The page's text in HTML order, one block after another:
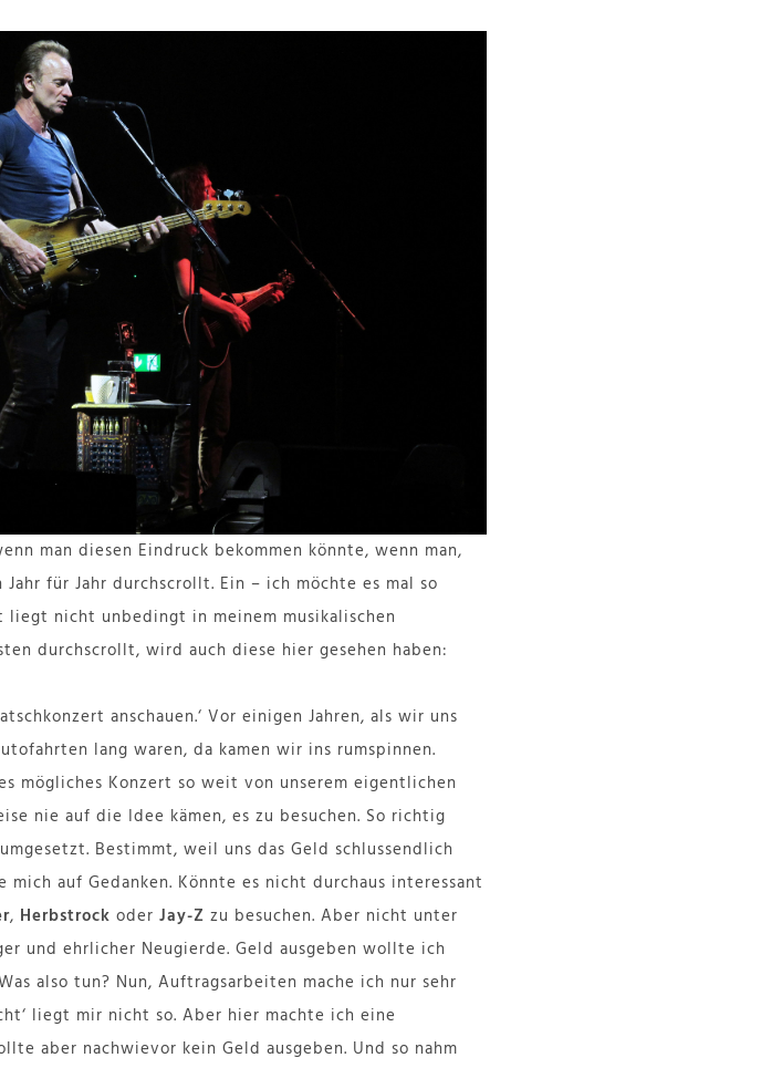
man diesen Eindruck bekommen könnte, wenn man,
für Jahr durchscrollt. Ein – ich möchte es mal so
liegt nicht unbedingt in meinem musikalischen
durchscrollt, wird auch diese hier gesehen haben:
anschauen.‘ Vor einigen Jahren, als wir uns
lang waren, da kamen wir ins rumspinnen.
mögliches Konzert so weit von unserem eigentlichen
nie auf die Idee kämen, es zu besuchen. So richtig
Bestimmt, weil uns das Geld schlussendlich
auf Gedanken. Könnte es nicht durchaus interessant
, Herbstrock oder Jay-Z zu besuchen. Aber nicht unter
und ehrlicher Neugierde. Geld ausgeben wollte ich
also tun? Nun, Auftragsarbeiten mache ich nur sehr
liegt mir nicht so. Aber hier machte ich eine
aber nachwievor kein Geld ausgeben. Und so nahm